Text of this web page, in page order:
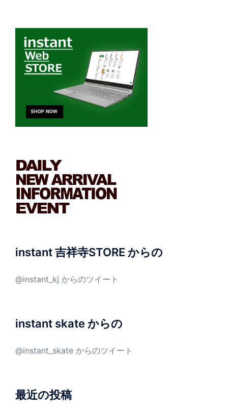
instant 吉祥寺STORE からの
@instant_kj からのツイート
instant skate からの
@instant_skate からのツイート
最近の投稿